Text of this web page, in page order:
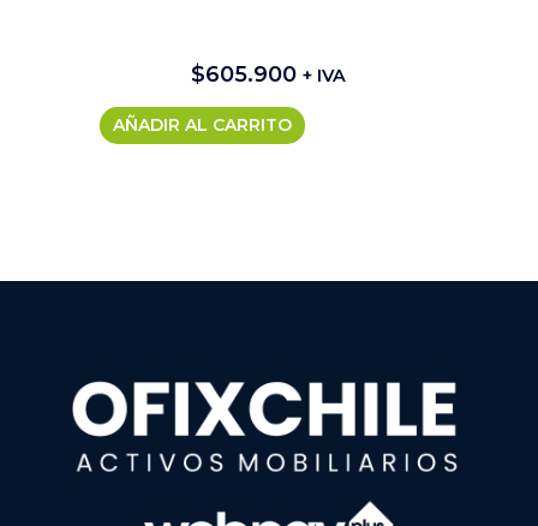
$605.900 + IVA
AÑADIR AL CARRITO